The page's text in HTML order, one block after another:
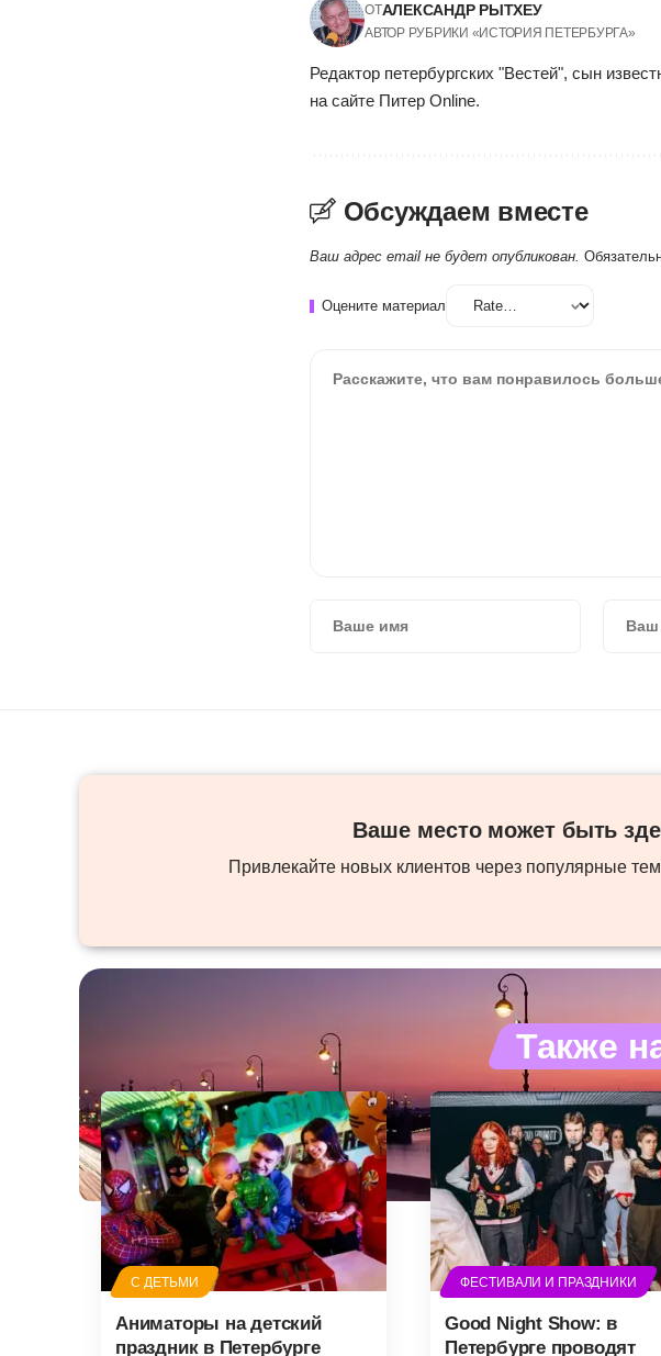
ОТАЛЕКСАНДР РЫТХЕУ
АВТОР РУБРИКИ «ИСТОРИЯ ПЕТЕРБУРГА»
Редактор петербургских "Вестей", сын
на сайте Питер Online.
Обсуждаем вместе
Ваш адрес email не будет опубликован.
Оцените материал
Ваше место может быть
Привлекайте новых клиентов через популярные
Также
С ДЕТЬМИ
Аниматоры на детский
праздник в Петербурге
ФЕСТИВАЛИ И ПРАЗДНИКИ
Good Night Show: в
Петербурге проводят